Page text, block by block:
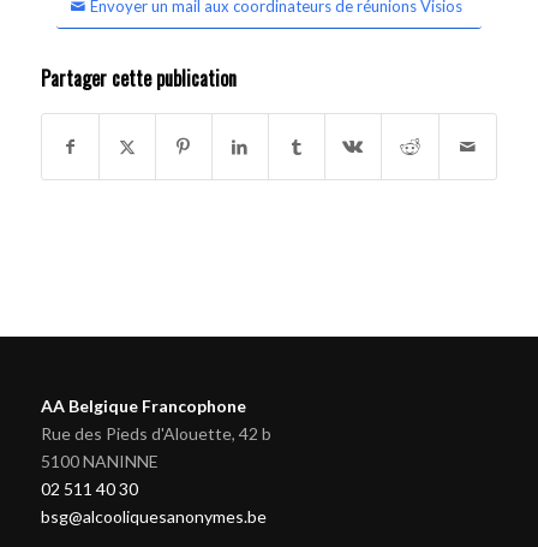
Envoyer un mail aux coordinateurs de réunions Visios
Partager cette publication
AA Belgique Francophone
Rue des Pieds d'Alouette, 42 b
5100 NANINNE
02 511 40 30
bsg@alcooliquesanonymes.be